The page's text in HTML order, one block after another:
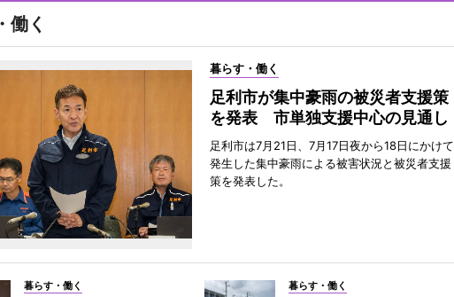
働く
暮らす・働く
足利市が集中豪雨の被災者支援策
を発表 市単独支援中心の見通し
足利市は7月21日、7月17日夜から18日にかけて
発生した集中豪雨による被害状況と被災者支援
策を発表した。
暮らす・働く 暮らす・働く